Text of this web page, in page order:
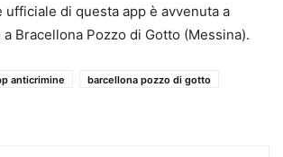
ufficiale di questa app è avvenuta a
a Bracellona Pozzo di Gotto (Messina).
anticrimine
barcellona pozzo di gotto